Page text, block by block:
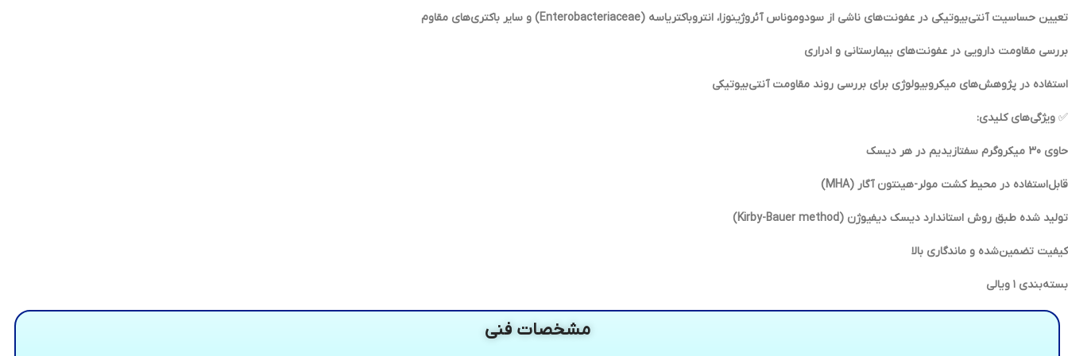
تعیین حساسیت آنتی‌بیوتیکی در عفونت‌های ناشی از سودوموناس آئروژینوزا، انتروباکتریاسه (Enterobacteriaceae) و سایر باکتری‌های مقاوم
بررسی مقاومت دارویی در عفونت‌های بیمارستانی و ادراری
استفاده در پژوهش‌های میکروبیولوژی برای بررسی روند مقاومت آنتی‌بیوتیکی
✅ ویژگی‌های کلیدی:
حاوی 30 میکروگرم سفتازیدیم در هر دیسک
قابل‌استفاده در محیط کشت مولر-هینتون آگار (MHA)
تولید شده طبق روش استاندارد دیسک دیفیوژن (Kirby-Bauer method)
کیفیت تضمین‌شده و ماندگاری بالا
بسته‌بندی ۱ ویالی
مشخصات فنی